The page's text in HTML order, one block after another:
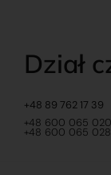
Dział
+48 89 762 17 39
+48 600 065
+48 600 065